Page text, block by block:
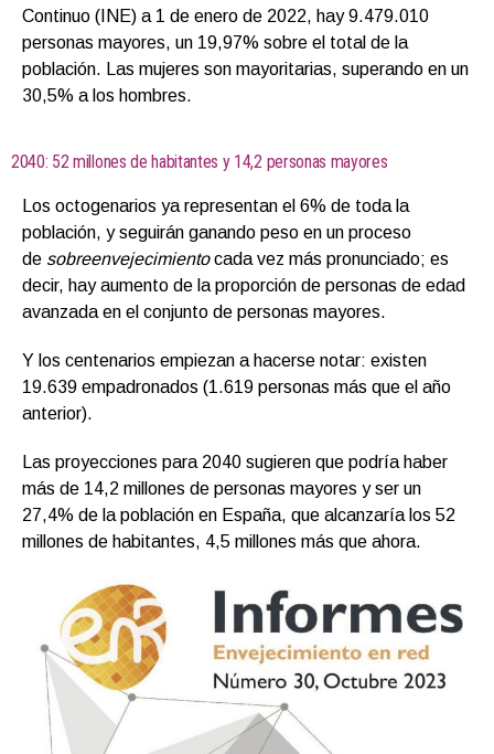
Continuo (INE) a 1 de enero de 2022, hay 9.479.010
personas mayores, un 19,97% sobre el total de la
población. Las mujeres son mayoritarias, superando en un
30,5% a los hombres.
2040: 52 millones de habitantes y 14,2 personas mayores
Los octogenarios ya representan el 6% de toda la
población, y seguirán ganando peso en un proceso
de sobreenvejecimientocada vez más pronunciado; es
decir, hay aumento de la proporción de personas de edad
avanzada en el conjunto de personas mayores.
Y los centenarios empiezan a hacerse notar: existen
19.639 empadronados (1.619 personas más que el año
anterior).
Las proyecciones para 2040 sugieren que podría haber
más de 14,2 millones de personas mayores y ser un
27,4% de la población en España, que alcanzaría los 52
millones de habitantes, 4,5 millones más que ahora.